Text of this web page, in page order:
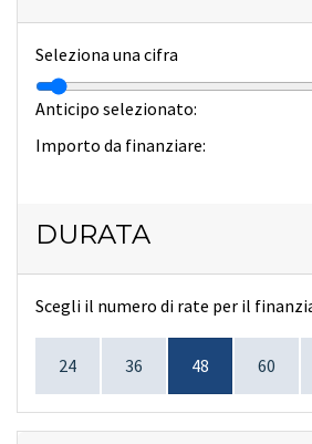
Seleziona una cifra
Anticipo selezionato:
Importo da finanziare:
DURATA
Scegli il numero di rate per il
24 36 48 60